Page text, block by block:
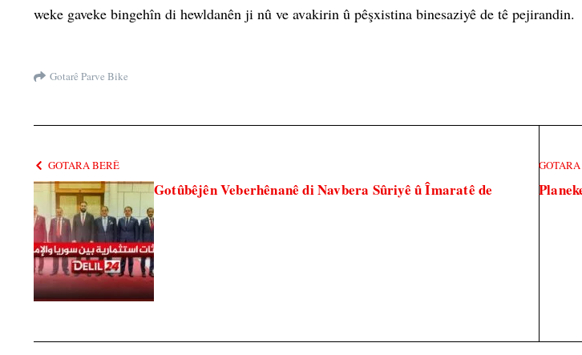
weke gaveke bingehîn di hewldanên ji nû ve avakirin û pêşxistina binesaziyê de tê pejirandin.
Gotarê Parve Bike
GOTARA BERÊ
Gotûbêjên Veberhênanê di Navbera Sûriyê û Îmaratê de
GOTARA